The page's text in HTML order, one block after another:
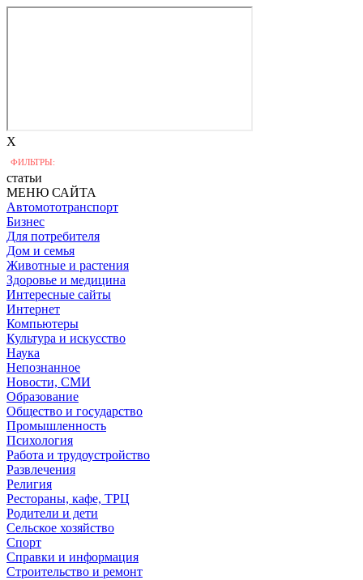
X
ФИЛЬТРЫ:
статьи
МЕНЮ САЙТА
Автомототранспорт
Бизнес
Для потребителя
Дом и семья
Животные и растения
Здоровье и медицина
Интересные сайты
Интернет
Компьютеры
Культура и искусство
Наука
Непознанное
Новости, СМИ
Образование
Общество и государство
Промышленность
Психология
Работа и трудоустройство
Развлечения
Религия
Рестораны, кафе, ТРЦ
Родители и дети
Сельское хозяйство
Спорт
Справки и информация
Строительство и ремонт